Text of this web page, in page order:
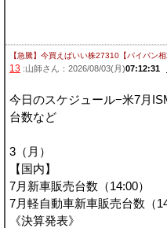
【急騰】今買えばいい株27310【パイパン相
13 :山師さん：2026/08/03(月)07:12:31
今日のスケジュール−米7月
台数など
3（月）
【国内】
7月新車販売台数（14:00）
7月軽自動車新車販売台数（
《決算発表》